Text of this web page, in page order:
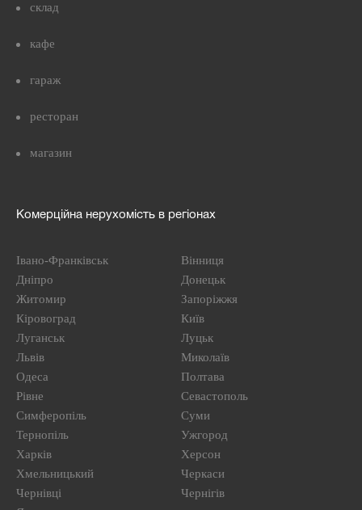
склад
кафе
гараж
ресторан
магазин
Комерційна нерухомість в регіонах
Івано-Франківськ
Вінниця
Дніпро
Донецьк
Житомир
Запоріжжя
Кіровоград
Київ
Луганськ
Луцьк
Львів
Миколаїв
Одеса
Полтава
Рівне
Севастополь
Симферопіль
Суми
Тернопіль
Ужгород
Харків
Херсон
Хмельницький
Черкаси
Чернівці
Чернігів